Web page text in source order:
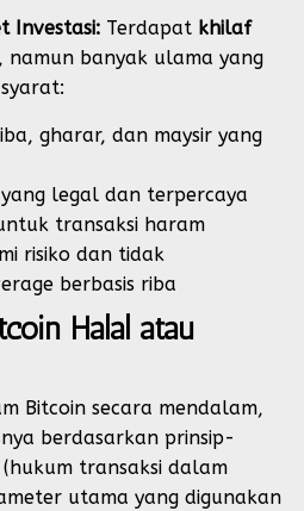
Investasi: Terdapat khilaf
namun banyak ulama yang
gharar, dan maysir yang
legal dan terpercaya
transaksi haram
risiko dan tidak
berbasis riba
Halal atau
Bitcoin secara mendalam,
berdasarkan prinsip-
transaksi dalam
utama yang digunakan